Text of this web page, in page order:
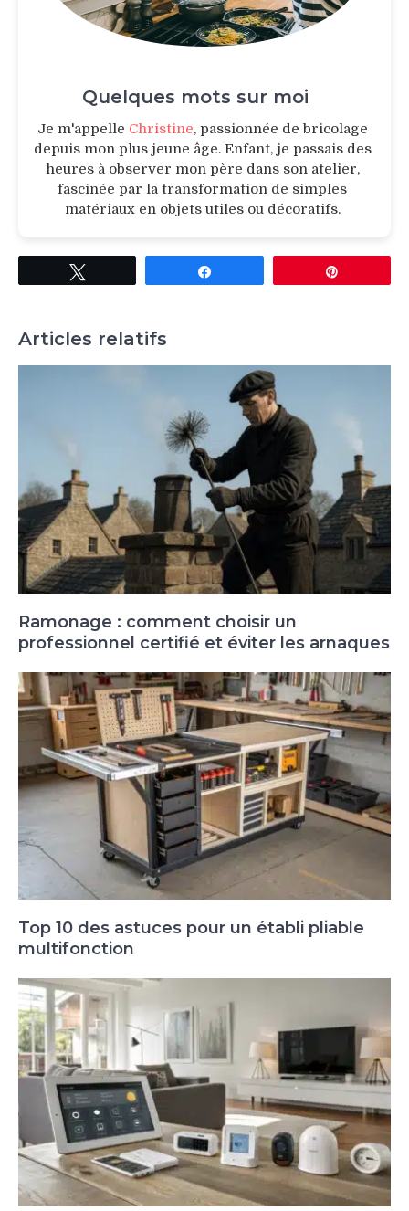
Quelques mots sur moi
Je m'appelle Christine, passionnée de bricolage
depuis mon plus jeune âge. Enfant, je passais des
heures à observer mon père dans son atelier,
fascinée par la transformation de simples
matériaux en objets utiles ou décoratifs.
Articles relatifs
Ramonage : comment choisir un
professionnel certifié et éviter les arnaques
Top 10 des astuces pour un établi pliable
multifonction